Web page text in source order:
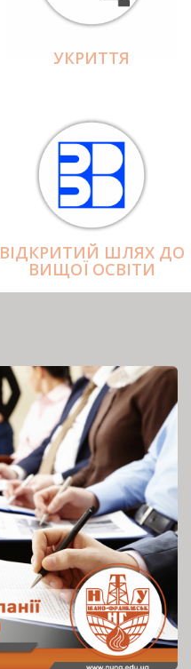
УКРИТТЯ
ВІДКРИТИЙ ШЛЯХ ДО
ВИЩОЇ ОСВІТИ